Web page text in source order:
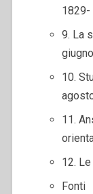
1829-
9. La
10.
11.
12.
Fonti